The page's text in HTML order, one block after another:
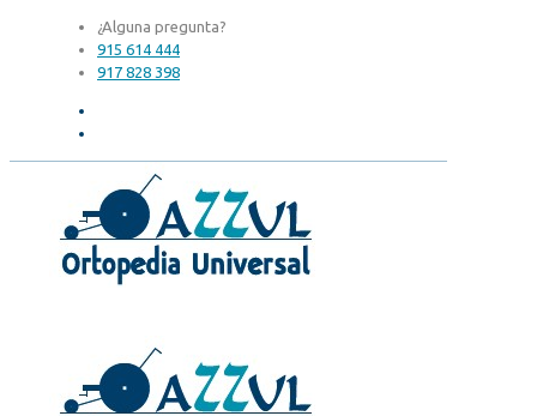
¿Alguna pregunta?
915 614 444
917 828 398